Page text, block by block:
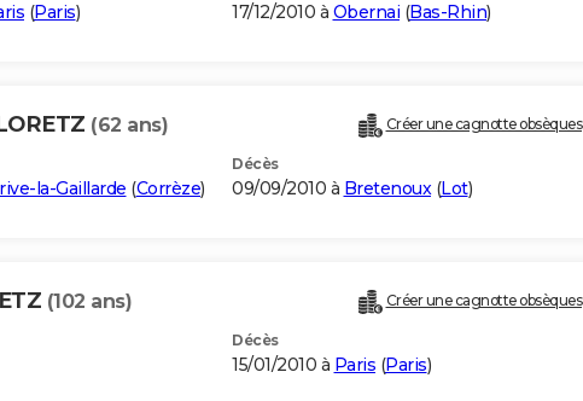
(Paris) 17/12/2010 à Obernai (Bas-Rhin)
(62 ans) Créer une cagnotte obsèques
la-Gaillarde (Corrèze)
Décès
09/09/2010 à Bretenoux(Lot)
(102 ans) Créer une cagnotte obsèques
Décès
15/01/2010 à Paris (Paris)